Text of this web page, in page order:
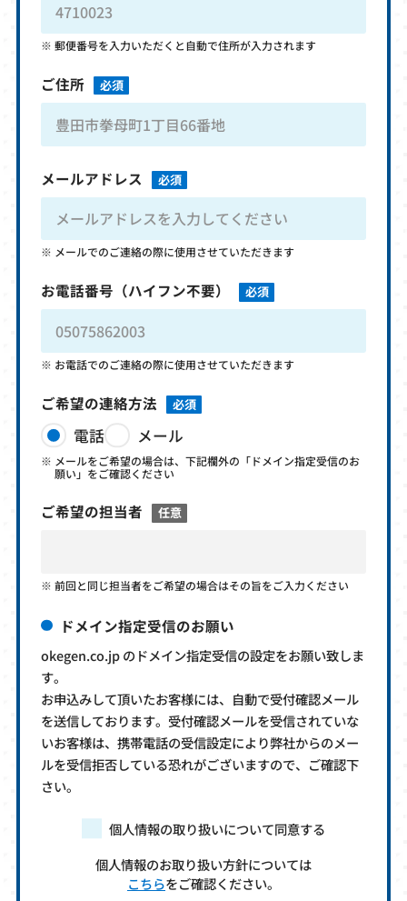
郵便番号を入力いただくと自動で住所が入力されます
ご住所 必須
メールアドレス 必須
メールでのご連絡の際に使用させていただきます
お電話番号 （ハイフン不要） 必須
お電話でのご連絡の際に使用させていただきます
ご希望の連絡方法 必須
電話 メール
メールをご希望の場合は、下記欄外の「ドメイン指定受信のお
願い」をご確認ください
ご希望の担当者 任意
前回と同じ担当者をご希望の場合はその旨をご入力ください
ドメイン指定受信のお願い
okegen.co.jp のドメイン指定受信の設定をお願い致しま
す。
お申込みして頂いたお客様には、自動で受付確認メール
を送信しております。受付確認メールを受信されていな
いお客様は、携帯電話の受信設定により弊社からのメー
ルを受信拒否している恐れがございますので、ご確認下
さい。
個人情報の取り扱いについて同意する
個人情報のお取り扱い方針については
こちらをご確認ください。